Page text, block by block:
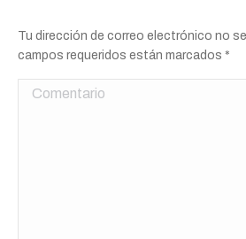
Tu dirección de correo electrónico no
campos requeridos están marcados *
Comentario